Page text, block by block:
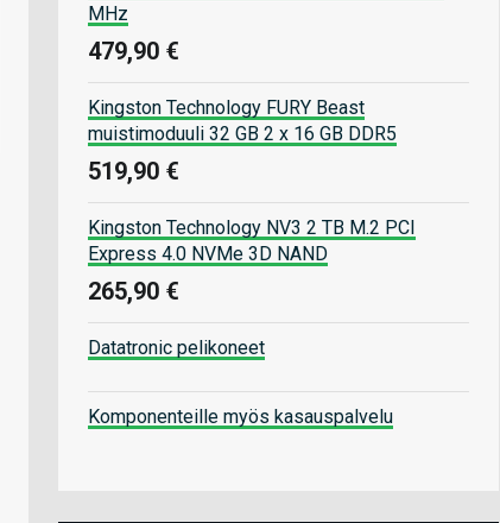
MHz
479,90 €
Kingston Technology FURY Beast
muistimoduuli 32 GB 2 x 16 GB DDR5
519,90 €
Kingston Technology NV3 2 TB M.2 PCI
Express 4.0 NVMe 3D NAND
265,90 €
Datatronic pelikoneet
Komponenteille myös kasauspalvelu